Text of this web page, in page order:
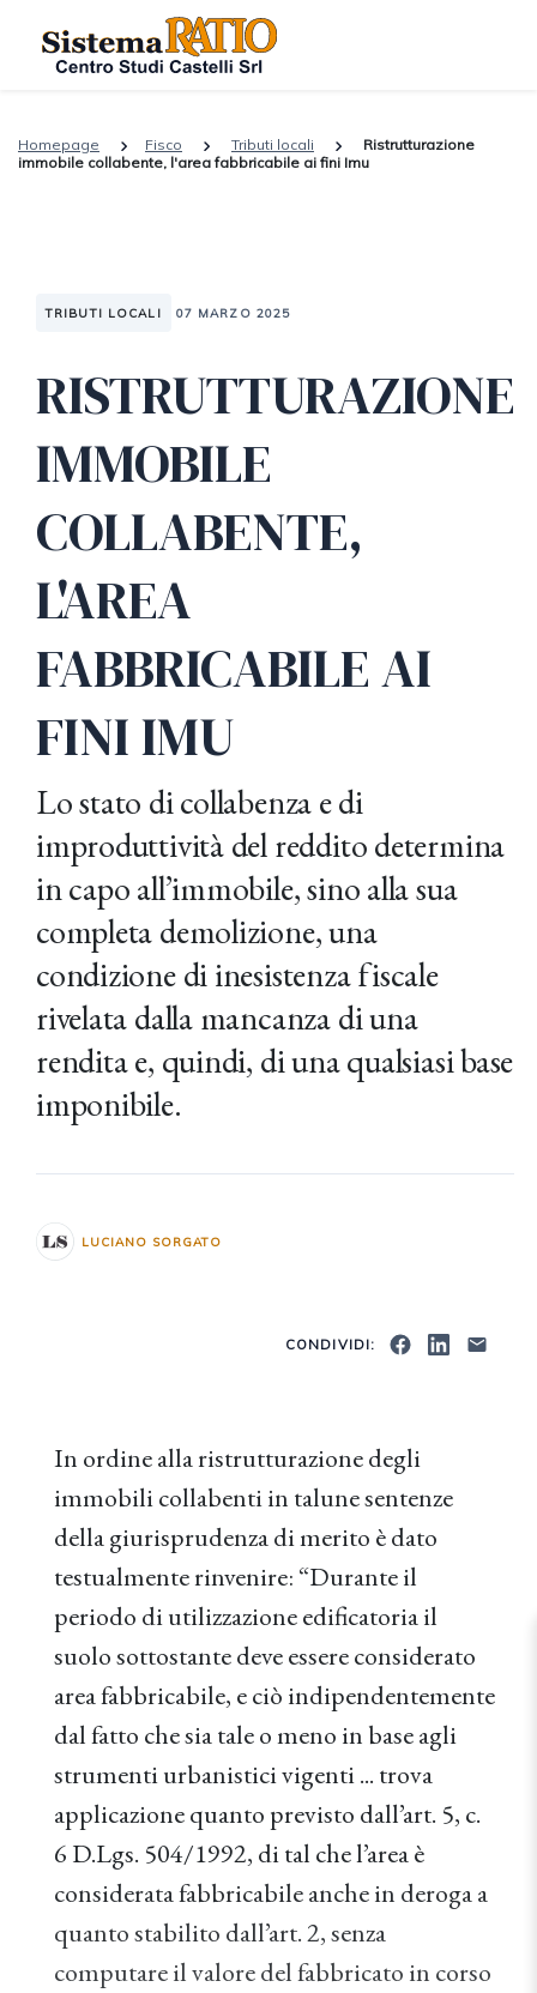
Homepage Fisco Tributi locali
Ristrutturazione
immobile collabente, l'area fabbricabile ai fini Imu
TRIBUTI LOCALI 07 MARZO 2025
RISTRUTTURAZIONE
IMMOBILE
COLLABENTE,
L'AREA
FABBRICABILE AI
FINI IMU
Lo stato di collabenza e di
improduttività del reddito determina
in capo all’immobile, sino alla sua
completa demolizione, una
condizione di inesistenza fiscale
rivelata dalla mancanza di una
rendita e, quindi, di una qualsiasi base
imponibile.
LUCIANO SORGATO
CONDIVIDI:
In ordine alla ristrutturazione degli
immobili collabenti in talune sentenze
della giurisprudenza di merito è dato
testualmente rinvenire: “Durante il
periodo di utilizzazione edificatoria il
suolo sottostante deve essere considerato
area fabbricabile, e ciò indipendentemente
dal fatto che sia tale o meno in base agli
strumenti urbanistici vigenti ... trova
applicazione quanto previsto dall’art. 5, c.
6 D.Lgs. 504/1992, di tal che l’area è
considerata fabbricabile anche in deroga a
quanto stabilito dall’art. 2, senza
computare il valore del fabbricato in corso